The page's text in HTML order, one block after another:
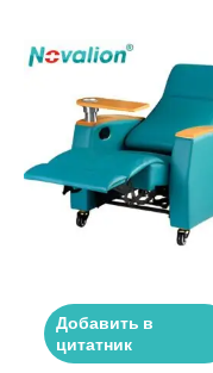
Добавить в
цитатник